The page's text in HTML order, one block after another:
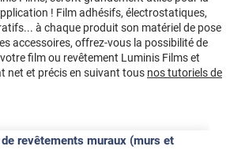
! Film adhésifs, électrostatiques,
à chaque produit son matériel de pose
accessoires, offrez-vous la possibilité de
film ou revêtement Luminis Films et
net et précis en suivant tous nos tutoriels de
de revêtements muraux (murs et